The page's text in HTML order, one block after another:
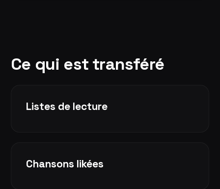
Ce qui est transféré
Listes de lecture
Chansons likées